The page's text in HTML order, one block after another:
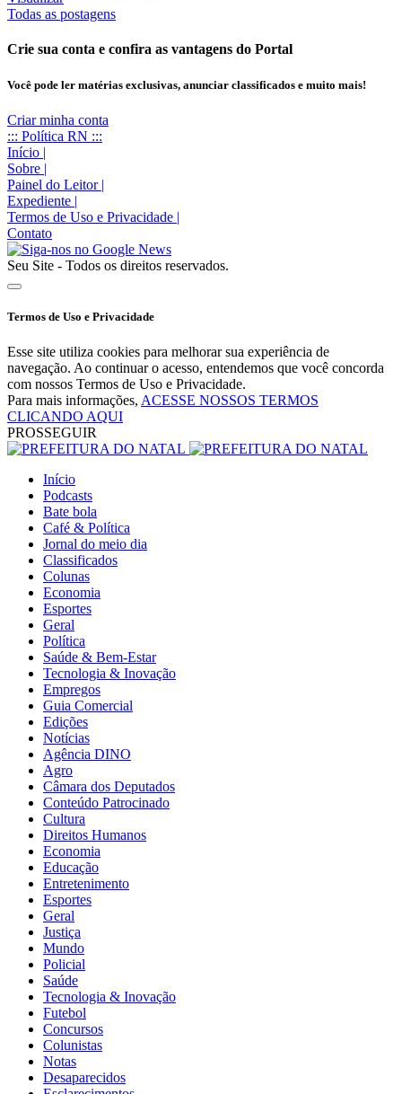
Todas as postagens
Crie sua conta e confira as vantagens do Portal
Você pode ler matérias exclusivas, anunciar classificados e muito mais!
Criar minha conta
::: Política RN :::
Início |
Sobre |
Painel do Leitor |
Expediente |
Termos de Uso e Privacidade |
Contato
Seu Site - Todos os direitos reservados.
Termos de Uso e Privacidade
Esse site utiliza cookies para melhorar sua experiência de
navegação. Ao continuar o acesso, entendemos que você concorda
com nossos Termos de Uso e Privacidade.
Para mais informações, ACESSE NOSSOS TERMOS
CLICANDO AQUI
PROSSEGUIR
Início
Podcasts
Bate bola
Café & Política
Jornal do meio dia
Classificados
Colunas
Economia
Esportes
Geral
Política
Saúde & Bem-Estar
Tecnologia & Inovação
Empregos
Guia Comercial
Edições
Notícias
Agência DINO
Agro
Câmara dos Deputados
Conteúdo Patrocinado
Cultura
Direitos Humanos
Economia
Educação
Entretenimento
Esportes
Geral
Justiça
Mundo
Policial
Saúde
Tecnologia & Inovação
Futebol
Concursos
Colunistas
Notas
Desaparecidos